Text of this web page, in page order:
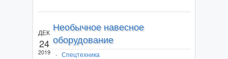
ДЕК
24
2019
Необычное навесное
оборудование
- Спецтехника